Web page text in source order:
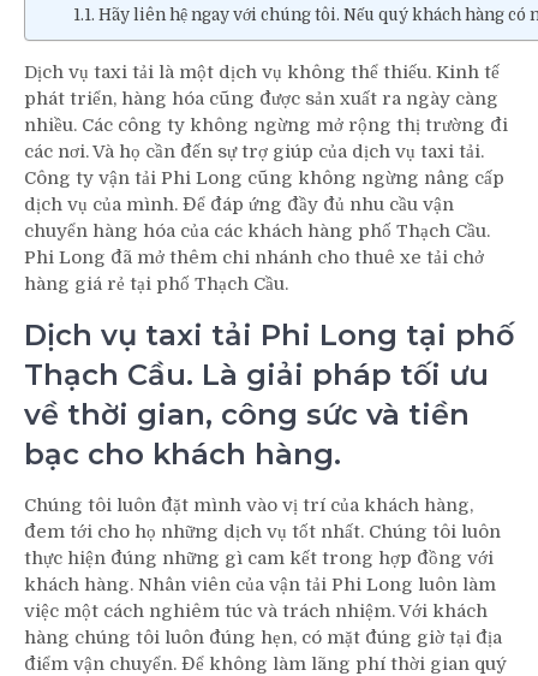
Hãy liên hệ ngay với chúng tôi. Nếu quý khách hàng có
Dịch vụ taxi tải là một dịch vụ không thể thiếu. Kinh tế
phát triển, hàng hóa cũng được sản xuất ra ngày càng
nhiều. Các công ty không ngừng mở rộng thị trường đi
các nơi. Và họ cần đến sự trợ giúp của dịch vụ taxi tải.
Công ty vận tải Phi Long cũng không ngừng nâng cấp
dịch vụ của mình. Để đáp ứng đầy đủ nhu cầu vận
chuyển hàng hóa của các khách hàng phố Thạch Cầu.
Phi Long đã mở thêm chi nhánh cho thuê xe tải chở
hàng giá rẻ tại phố Thạch Cầu.
Dịch vụ taxi tải Phi Long tại phố
Thạch Cầu. Là giải pháp tối ưu
về thời gian, công sức và tiền
bạc cho khách hàng.
Chúng tôi luôn đặt mình vào vị trí của khách hàng,
đem tới cho họ những dịch vụ tốt nhất. Chúng tôi luôn
thực hiện đúng những gì cam kết trong hợp đồng với
khách hàng. Nhân viên của vận tải Phi Long luôn làm
việc một cách nghiêm túc và trách nhiệm. Với khách
hàng chúng tôi luôn đúng hẹn, có mặt đúng giờ tại địa
điểm vận chuyển. Để không làm lãng phí thời gian quý